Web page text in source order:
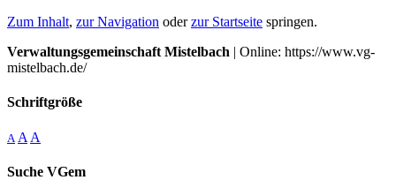
Zum Inhalt, zur Navigation oderzur Startseite springen.
Verwaltungsgemeinschaft Mistelbach | Online: https://www.vg-
mistelbach.de/
Schriftgröße
A A A
Suche VGem